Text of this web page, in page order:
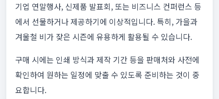
기업 연말행사, 신제품 발표회, 또는 비즈니스 컨퍼런스 등
에서 선물하거나 제공하기에 이상적입니다. 특히, 가을과
겨울철 비가 잦은 시즌에 유용하게 활용될 수 있습니다.
구매 시에는 인쇄 방식과 제작 기간 등을 판매처와 사전에
확인하여 원하는 일정에 맞출 수 있도록 준비하는 것이 중
요합니다.